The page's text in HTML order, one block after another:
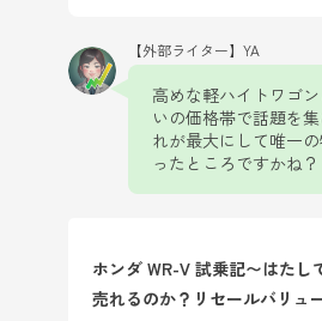
【外部ライター】YA
高めな軽ハイトワゴ
いの価格帯で話題を
れが最大にして唯一
ったところですかね？
ホンダ WR-V 試乗記〜はたし
売れるのか？リセールバリュ